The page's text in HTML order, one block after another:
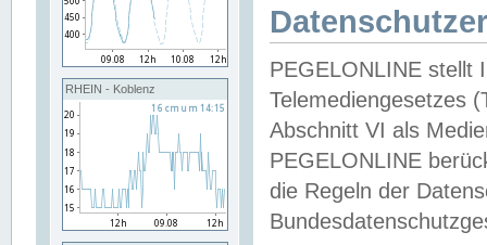
RHEIN - Koblenz
PEGELONLINE stellt
Telemediengesetzes
Abschnitt VI als
PEGELONLINE
die Regeln der